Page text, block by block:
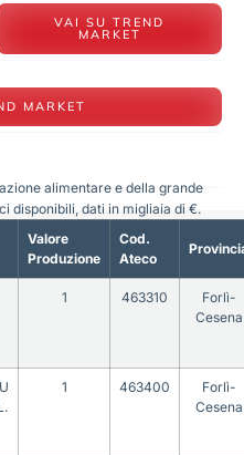
VAI SU TREND
MARKET
MARKET
Valore
Produzione
Cod.
Ateco
1 463310
Forlì-
Cesena
1 463400
Forlì-
Cesena
alimentare e della grande
disponibili, dati in migliaia di €.